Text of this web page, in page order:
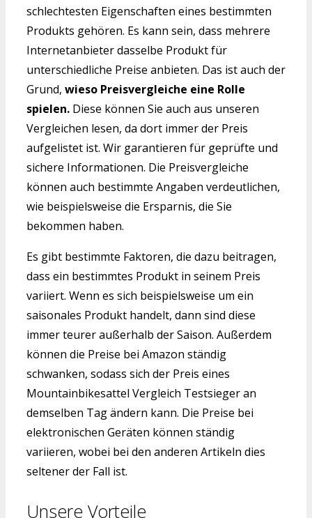
schlechtesten Eigenschaften eines bestimmten
Produkts gehören. Es kann sein, dass mehrere
Internetanbieter dasselbe Produkt für
unterschiedliche Preise anbieten. Das ist auch der
Grund, wieso Preisvergleiche eine Rolle
spielen. Diese können Sie auch aus unseren
Vergleichen lesen, da dort immer der Preis
aufgelistet ist. Wir garantieren für geprüfte und
sichere Informationen. Die Preisvergleiche
können auch bestimmte Angaben verdeutlichen,
wie beispielsweise die Ersparnis, die Sie
bekommen haben.
Es gibt bestimmte Faktoren, die dazu beitragen,
dass ein bestimmtes Produkt in seinem Preis
variiert. Wenn es sich beispielsweise um ein
saisonales Produkt handelt, dann sind diese
immer teurer außerhalb der Saison. Außerdem
können die Preise bei Amazon ständig
schwanken, sodass sich der Preis eines
Mountainbikesattel Vergleich Testsieger an
demselben Tag ändern kann. Die Preise bei
elektronischen Geräten können ständig
variieren, wobei bei den anderen Artikeln dies
seltener der Fall ist.
Unsere Vorteile